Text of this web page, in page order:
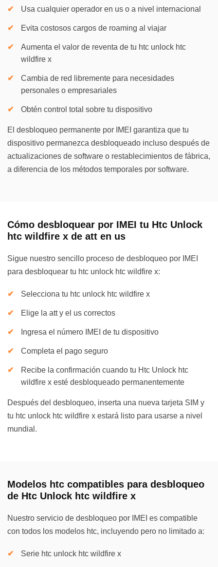
Usa cualquier operador en us o a nivel internacional
Evita costosos cargos de roaming al viajar
Aumenta el valor de reventa de tu htc unlock htc
wildfire x
Cambia de red libremente para necesidades
personales o empresariales
Obtén control total sobre tu dispositivo
El desbloqueo permanente por IMEI garantiza que tu
dispositivo permanezca desbloqueado incluso después de
actualizaciones de software o restablecimientos de fábrica,
a diferencia de los métodos temporales por software.
Cómo desbloquear por IMEI tu Htc Unlock
htc wildfire x de att en us
Sigue nuestro sencillo proceso de desbloqueo por IMEI
para desbloquear tu htc unlock htc wildfire x:
Selecciona tu htc unlock htc wildfire x
Elige la att y el us correctos
Ingresa el número IMEI de tu dispositivo
Completa el pago seguro
Recibe la confirmación cuando tu Htc Unlock htc
wildfire x esté desbloqueado permanentemente
Después del desbloqueo, inserta una nueva tarjeta SIM y
tu htc unlock htc wildfire x estará listo para usarse a nivel
mundial.
Modelos htc compatibles para desbloqueo
de Htc Unlock htc wildfire x
Nuestro servicio de desbloqueo por IMEI es compatible
con todos los modelos htc, incluyendo pero no limitado a:
Serie htc unlock htc wildfire x